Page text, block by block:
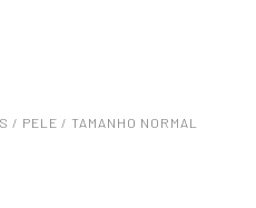
/ PELE / TAMANHO NORMAL